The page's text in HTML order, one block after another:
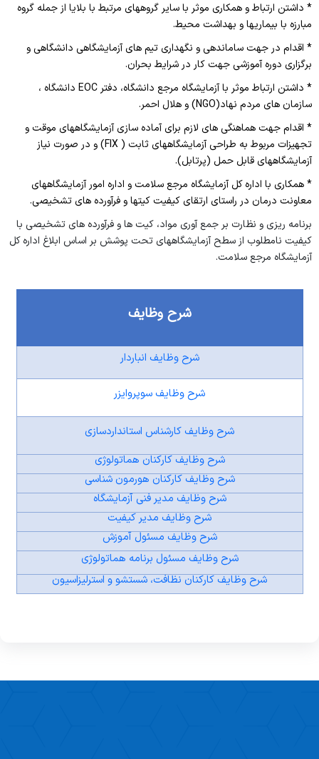
* داشتن ارتباط و همکاری موثر با سایر گروههای مرتبط با بلایا از جمله گروه
مبارزه با بیماریها و بهداشت محیط.
* اقدام در جهت ساماندهی و نگهداری تیم های آزمایشگاهی دانشگاهی و
برگزاری دوره آموزشی جهت کار در شرایط بحران.
* داشتن ارتباط موثر با آزمایشگاه مرجع دانشگاه، دفتر EOC دانشگاه ،
سازمان های مردم نهاد(NGO) و هلال احمر.
* اقدام جهت هماهنگی های لازم برای آماده سازی آزمایشگاههای موقت و
تجهیزات مربوط به طراحی آزمایشگاههای ثابت ( FIX) و در صورت نیاز
آزمایشگاههای قابل حمل (پرتابل).
* همکاری با اداره کل آزمایشگاه مرجع سلامت و اداره امور آزمایشگاههای
معاونت درمان در راستای ارتقای کیفیت کیتها و فرآورده های تشخیصی.
برنامه ریزی و نظارت بر جمع آوری مواد، کیت ها و فرآورده های تشخیصی با
کیفیت نامطلوب از سطح آزمایشگاههای تحت پوشش بر اساس ابلاغ اداره کل
آزمایشگاه مرجع سلامت.
شرح وظایف
شرح وظایف انباردار
شرح وظایف سوپروایزر
شرح وظایف کارشناس استانداردسازی
شرح وظایف کارکنان هماتولوژی
شرح وظایف کارکنان هورمون شناسی
شرح وظایف مدیر فنی آزمایشگاه
شرح وظایف مدیر کیفیت
شرح وظایف مسئول آموزش
شرح وظایف مسئول برنامه هماتولوژی
شرح وظایف کارکنان نظافت، شستشو و استرلیزاسیون